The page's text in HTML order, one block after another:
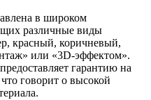
в широком
различные виды
красный, коричневый,
или «3D-эффектом».
гарантию на
говорит о высокой